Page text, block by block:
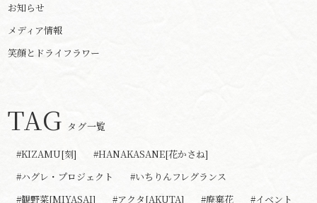
お知らせ
メディア情報
笑顔とドライフラワー
TAG タグ一覧
#KIZAMU[刻]
#HANAKASANE[花かさね]
#ハグレ・プロジェクト
#いちりんフレグランス
#観野菜[MIYASAI]
#アクタ[AKUTA] #廃棄花
#イベント